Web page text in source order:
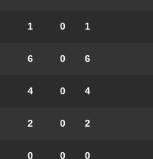
1
0
1
6
0
6
4
0
4
2
0
2
0
0
0